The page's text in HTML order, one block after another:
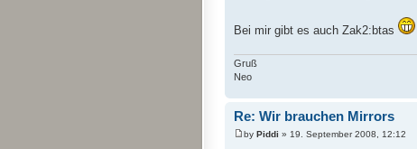
Bei mir gibt es auch Zak2:btas
Gruß
Neo
Re: Wir brauchen Mirrors
by Piddi » 19. September 2008, 12:12